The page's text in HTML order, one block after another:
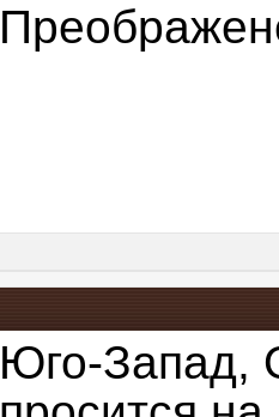
Юго-Запад,